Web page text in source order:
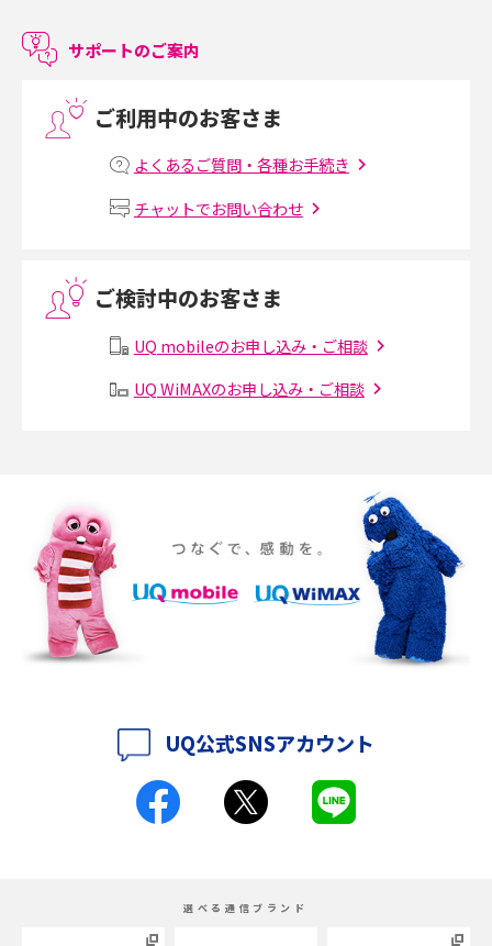
LINEで友だちを削除する方法は？方法ごとの影響や復活・復元する方法も
プリペイドSIMとは？種類やメリット・デメリット、利用までの流れを解説
Threads（スレッズ）とは？主な機能や登録方法、投稿の仕方を解説
Instagram（インスタグラム）でスクショするとバレる？バレるケースや撮
iPhone 16eとiPhone SE（第3世代）の違いは？サイズやスペックを比較し
て解説
iPhone 16eとiPhone 14を徹底比較！スペック・機能の違いをわかりやすく
紹介
iPhone 16とiPhone 15の違いは？カメラ・スペック・機能を徹底比較
iPhoneの機種変更のやり方は？事前準備・手順やデータ移行方法をわかり
サポートのご案内
ご利用中のお客さま
よくあるご質問・各種お手続き
チャットでお問い合わせ
ご検討中のお客さま
UQ mobileのお申し込み・ご相談
UQ WiMAXのお申し込み・ご相談
UQ公式SNSアカウント
選べる通信ブランド